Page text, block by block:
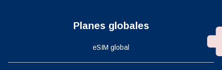
Planes globales
eSIM global